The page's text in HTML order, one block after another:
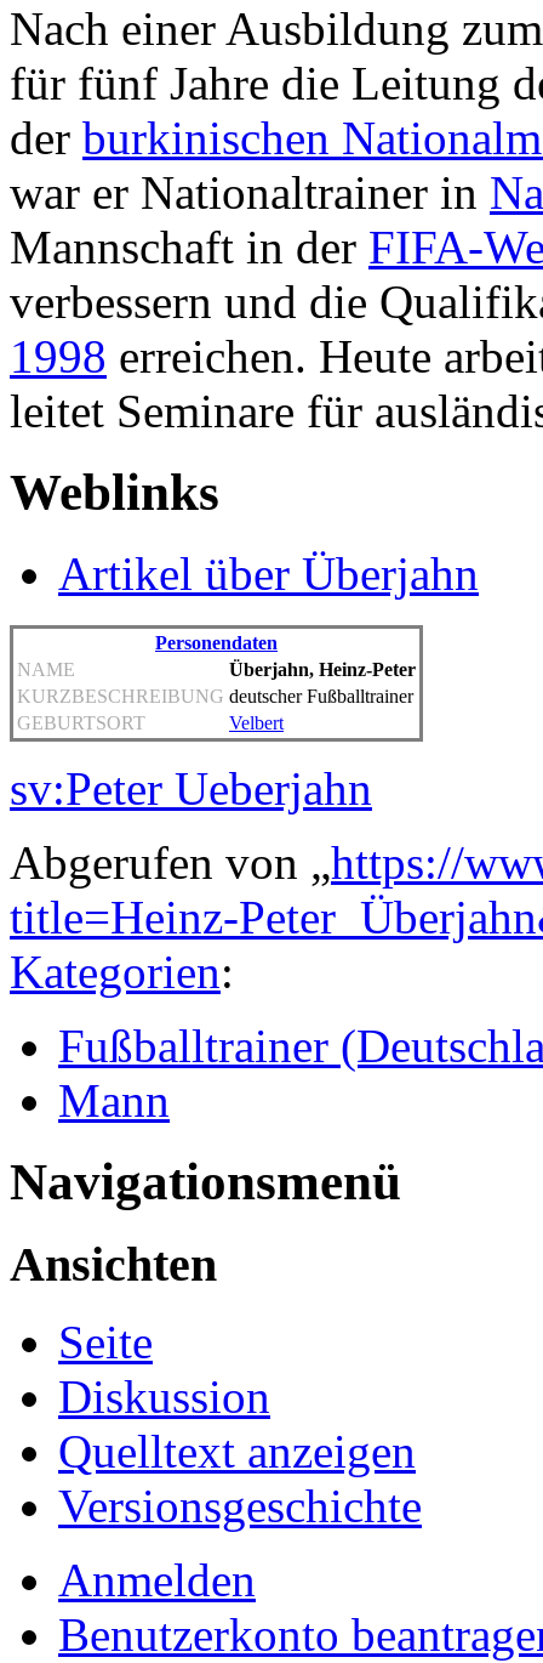
Nach einer Ausbildung
für fünf Jahre die Leitung
der burkinischen
war er Nationaltrainer in
Mannschaft in der FIFA-
verbessern und die
1998 erreichen. Heute
leitet Seminare für
Weblinks
Artikel über Überjahn
Personendaten
NAME
Überjahn, Heinz-Peter
KURZBESCHREIBUNG deutscher Fußballtrainer
GEBURTSORT
Velbert
sv:Peter Ueberjahn
Abgerufen von „https://
title=Heinz-
Kategorien:
Fußballtrainer
Mann
Navigationsmenü
Ansichten
Seite
Diskussion
Quelltext anzeigen
Versionsgeschichte
Anmelden
Benutzerkonto